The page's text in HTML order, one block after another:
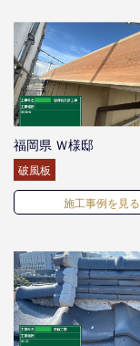
福岡県 Ｗ様邸
破風板
施工事例を見る